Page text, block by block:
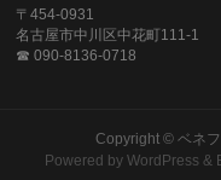
〒454-0931
名古屋市中川区中花町111-1
☎ 090-8136-0718
Copyright © ベネ
Powered byWordPress &